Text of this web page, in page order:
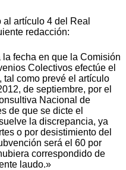
artículo 4 del Real
redacción:
fecha en que la Comisión
Colectivos efectúe el
tal como prevé el artículo
de septiembre, por el
Nacional de
de que se dicte el
la discrepancia, ya
o por desistimiento del
será el 60 por
correspondido de
laudo.»